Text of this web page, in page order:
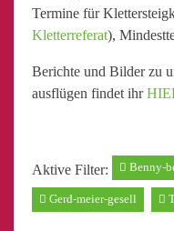
Termine für
Kletterreferat),
Berichte und Bilder zu
ausflügen findet ihr
Aktive Filter: Benny-
Gerd-meier-gesell